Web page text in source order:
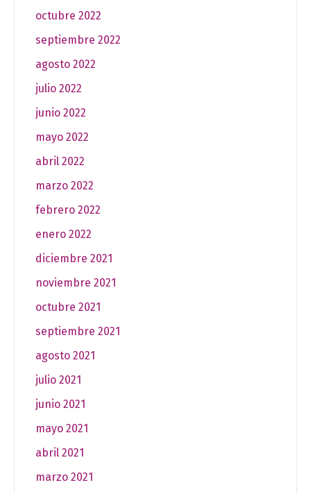
octubre 2022
septiembre 2022
agosto 2022
julio 2022
junio 2022
mayo 2022
abril 2022
marzo 2022
febrero 2022
enero 2022
diciembre 2021
noviembre 2021
octubre 2021
septiembre 2021
agosto 2021
julio 2021
junio 2021
mayo 2021
abril 2021
marzo 2021